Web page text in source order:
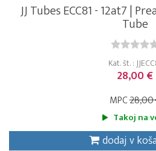
JJ Tubes ECC81 - 12at7 |
Tube
Kat. št. :
28,00 €
MPC28,00
Takoj na
dodaj v